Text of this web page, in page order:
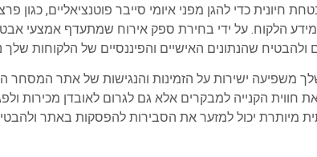
כדי להגן מפני איומי סייבר פוטנציאליים, כגון
ולהבטיח שהנתונים האישיים והפיננסיים של הלקוחות
משפיעה ישירות על הזמינות והנגישות של אתר המסחר
חווית הקנייה למבקרים אלא גם לגרום לאובדן מכירות
מיותרת יכול למזער את הסבירות להפסקות באתר